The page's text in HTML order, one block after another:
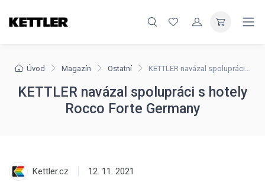
Úvod Magazín Ostatní KETTLER navázal spolupráci s hotely Rocco Forte Germany
KETTLER navázal spolupráci s hotely
Rocco Forte Germany
Kettler.cz 12. 11. 2021